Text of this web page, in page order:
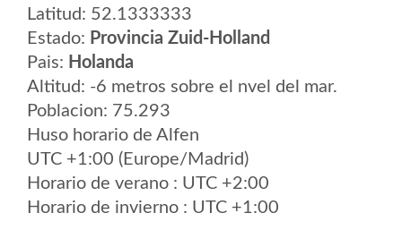
Latitud: 52.1333333
Estado: Provincia Zuid-Holland
Pais: Holanda
Altitud: -6 metros sobre el nvel del mar.
Poblacion: 75.293
Huso horario de Alfen
UTC +1:00 (Europe/Madrid)
Horario de verano : UTC +2:00
Horario de invierno : UTC +1:00